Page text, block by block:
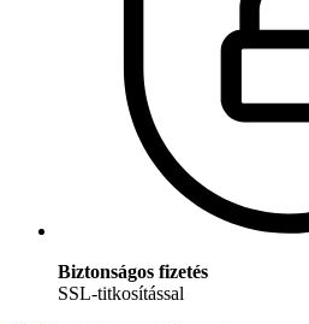
Biztonságos fizetés
SSL-titkosítással